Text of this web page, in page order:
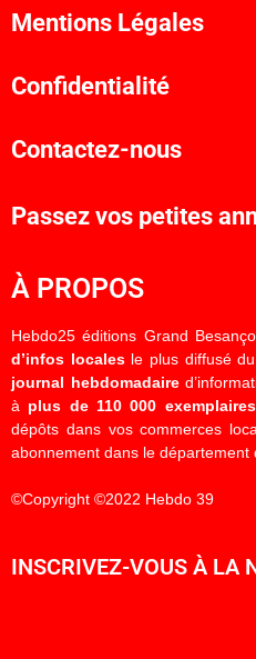
Mentions Légales
Confidentialité
Contactez-nous
Passez vos petites
À PROPOS
Hebdo25 éditions Grand
d’infos localesle plus diffusé du
journal hebdomadaire
à plus de 110 000 exemplaires
dépôts dans vos commerces
abonnement dans le département
©Copyright ©2022 Hebdo 39
INSCRIVEZ-VOUS À LA